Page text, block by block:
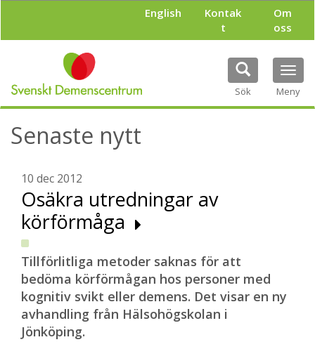
l
English
Kontak
t
Om
oss
Sök Meny
Senaste nytt
10 dec 2012
Osäkra utredningar av
körförmåga
Tillförlitliga metoder saknas för att
bedöma körförmågan hos personer med
kognitiv svikt eller demens. Det visar en ny
avhandling från Hälsohögskolan i
Jönköping.